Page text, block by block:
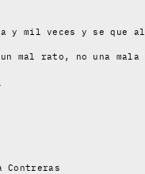
y mil veces y se
mal rato, no una mala
Contreras